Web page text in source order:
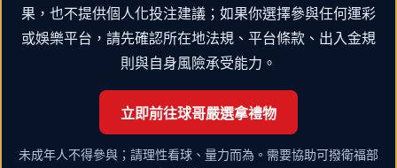
果，也不提供個人化投注建議；如果你選擇參與任何運彩
或娛樂平台，請先確認所在地法規、平台條款、出入金規
則與自身風險承受能力。
立即前往球哥嚴選拿禮物
未成年人不得參與；請理性看球、量力而為。需要協助可撥衛福部